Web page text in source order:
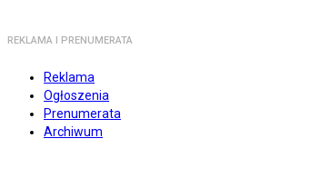
REKLAMA I PRENUMERATA
Reklama
Ogłoszenia
Prenumerata
Archiwum